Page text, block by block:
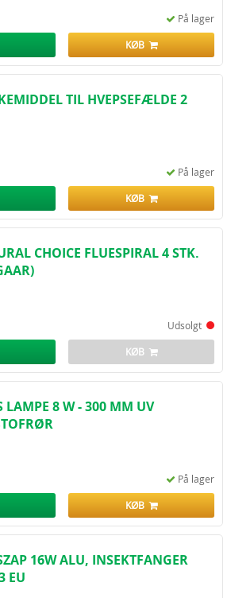
På lager
KØB
TIL HVEPSEFÆLDE 2
På lager
KØB
CHOICE FLUESPIRAL 4 STK.
Udsolgt
KØB
LAMPE 8 W - 300 MM UV
På lager
KØB
16W ALU, INSEKTFANGER
EU